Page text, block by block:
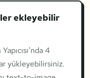
ekleyebilir
4
yükleyebilirsiniz.